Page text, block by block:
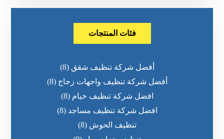
فئات المنتجات
أفضل شركة تنظيف شقق (8)
أفضل شركة تنظيف واجهات زجاج (8)
افضل شركة تنظيف خيام (8)
افضل شركة تنظيف مساجد (8)
تنظيف الحوش (8)